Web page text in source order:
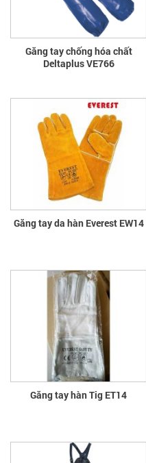
Găng tay chống hóa chất
Deltaplus VE766
Găng tay da hàn Everest EW14
Găng tay hàn Tig ET14